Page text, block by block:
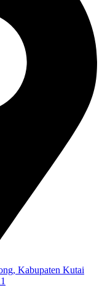
Kabupaten Kutai